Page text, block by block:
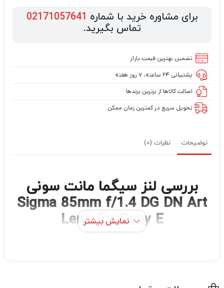
برای مشاوره خرید با شماره 02171057641
تماس بگیرید.
تضمین بهترین قیمت بازار
پشتیبانی ۲۴ ساعته، ۷ روز هفته
اصالت کالاها از برترین برندها
تحویل سریع در کمترین زمان ممکن
توضیحات نظرات (0)
بررسی لنز سیگما مانت سونی
Sigma 85mm f/1.4 DG DN Art
Lens for Sony E
نمایش بیشتر